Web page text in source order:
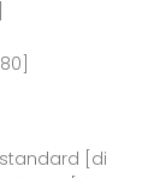
[di